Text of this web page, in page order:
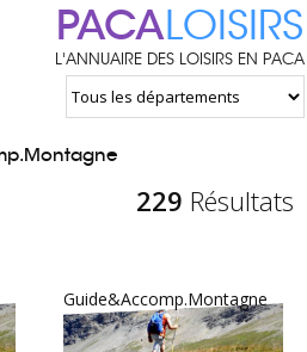
PACALOISIRS
L'ANNUAIRE DES LOISIRS EN PACA
229 Résultats
Guide&Accomp.Montagne